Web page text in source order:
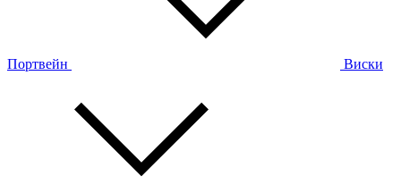
Портвейн Виски